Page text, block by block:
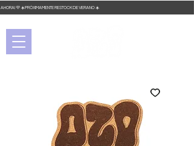
AHORA! 💜 ☀️ PRÓXIMAMENTE RESTOCK DE VERANO ☀️